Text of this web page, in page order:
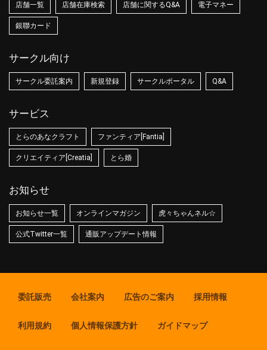
店舗一覧 店舗在庫検索 店舗に関するQ&A 電子マネー
銀聯カード
サークル向け
サークル委託案内 新規登録 サークルポータル Q&A
サービス
とらのあなクラフト ファンティア[Fantia]
クリエイティア[Creatia] とら婚
お知らせ
お知らせ一覧 オンラインマガジン 虎々ちゃんネル☆
公式Twitter一覧 通販アップデート情報
委託販売 会社案内 広告のご案内 採用情報
利用規約 個人情報保護方針 ガイドマップ